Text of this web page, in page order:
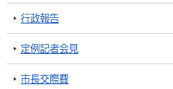
行政報告
定例記者会見
市長交際費